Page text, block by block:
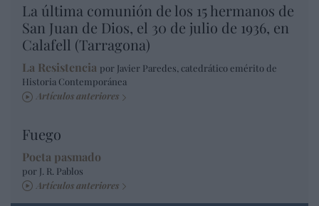
La última comunión de los 15 hermanos de
San Juan de Dios, el 30 de julio de 1936, en
Calafell (Tarragona)
La Resistencia por Javier Paredes, catedrático emérito de
Historia Contemporánea
Artículos anteriores
Fuego
Poeta pasmado
por J. R. Pablos
Artículos anteriores